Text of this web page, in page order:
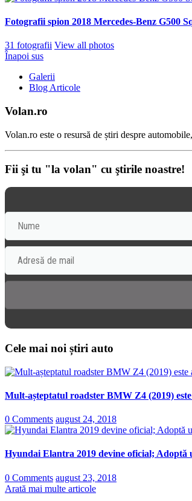
Fotografii spion 2018 Mercedes-Benz G500
31 fotografii View all photos
Înapoi sus
Galerii
Blog Articole
Volan.ro
Volan.ro este o resursă de știri despre
Fii şi tu "la volan" cu ştirile noastre!
Cele mai noi știri auto
Mult-așteptatul roadster BMW Z4 (2019)
0 Comments august 24, 2018
Hyundai Elantra 2019 devine oficial; Adoptă
0 Comments august 23, 2018
Arată mai multe articole